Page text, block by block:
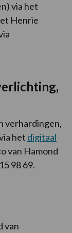
via het
Henrie
verhardingen,
het digitaal
van Hamond
98 69.
van